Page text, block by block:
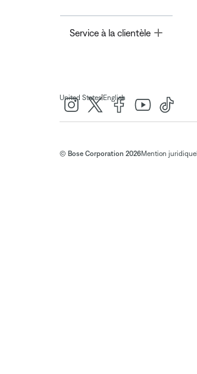
Service à la clientèle Toggle
United States| English
© Bose Corporation 2026Mention juridique